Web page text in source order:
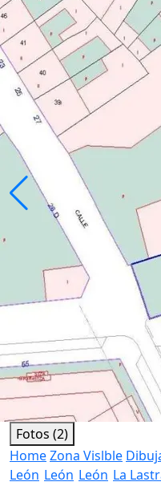
Fotos (2)
HomeZona Vislble
León León León La